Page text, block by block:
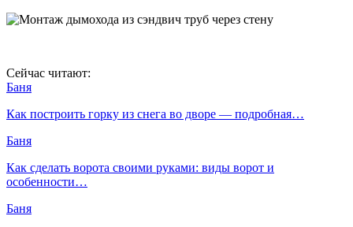
Сейчас читают:
Баня
Как построить горку из снега во дворе — подробная…
Баня
Как сделать ворота своими руками: виды ворот и
особенности…
Баня